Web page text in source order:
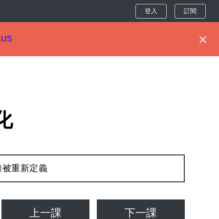
登入 訂閱
重新定義
上一課 下一課